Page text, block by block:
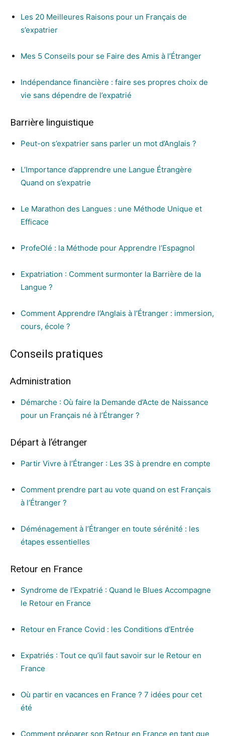
Les 20 Meilleures Raisons pour un Français de
s’expatrier
Mes 5 Conseils pour se Faire des Amis à l’Étranger
Indépendance financière : faire ses propres choix de
vie sans dépendre de l’expatrié
Barrière linguistique
Peut-on s’expatrier sans parler un mot d’Anglais ?
L’Importance d’apprendre une Langue Étrangère
Quand on s’expatrie
Le Marathon des Langues : une Méthode Unique et
Efficace
ProfeOlé : la Méthode pour Apprendre l’Espagnol
Expatriation : Comment surmonter la Barrière de la
Langue ?
Comment Apprendre l’Anglais à l’Étranger : immersion,
cours, école ?
Conseils pratiques
Administration
Démarche : Où faire la Demande d’Acte de Naissance
pour un Français né à l’Étranger ?
Départ à l’étranger
Partir Vivre à l’Étranger : Les 3S à prendre en compte
Comment prendre part au vote quand on est Français
à l’Étranger ?
Déménagement à l’Étranger en toute sérénité : les
étapes essentielles
Retour en France
Syndrome de l’Expatrié : Quand le Blues Accompagne
le Retour en France
Retour en France Covid : les Conditions d’Entrée
Expatriés : Tout ce qu’il faut savoir sur le Retour en
France
Où partir en vacances en France ? 7 idées pour cet
été
Comment préparer son Retour en France en tant que